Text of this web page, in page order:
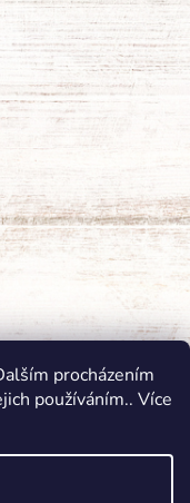
procházením
používáním.. Více